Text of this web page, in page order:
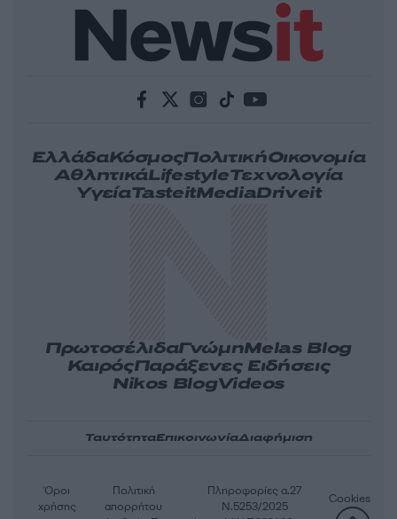
ΕλλάδαΚόσμοςΠολιτικήΟικονομία
ΑθλητικάLifestyleΤεχνολογία
ΥγείαTasteitMediaDriveit
ΠρωτοσέλιδαΓνώμηMelas Blog
ΚαιρόςΠαράξενες Ειδήσεις
Nikos BlogVideos
ΤαυτότηταΕπικοινωνίαΔιαφήμιση
Όροι
χρήσης
Πολιτική
απορρήτου
Πληροφορίες α.27
Ν.5253/2025
Cookies